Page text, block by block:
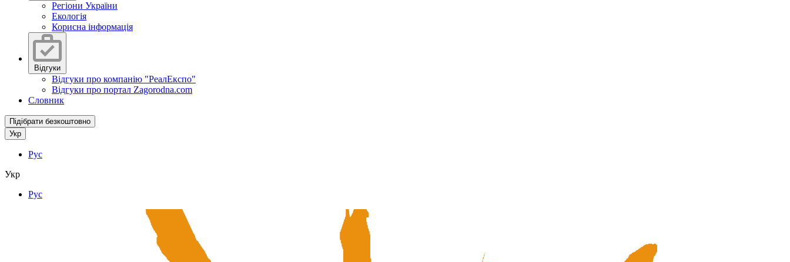
Регіони України
Екологія
Корисна інформація
Відгуки
Відгуки про компанію "РеалЕкспо"
Відгуки про портал Zagorodna.com
Словник
Підібрати безкоштовно
Укр
Рус
Укр
Рус